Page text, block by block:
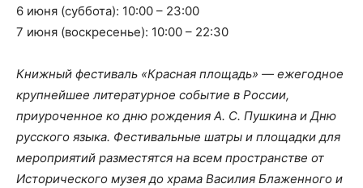
6 июня (суббота): 10:00 – 23:00
7 июня (воскресенье): 10:00 – 22:30
Книжный фестиваль «Красная площадь» — ежегодное
крупнейшее литературное событие в России,
приуроченное ко дню рождения А. С. Пушкина и Дню
русского языка. Фестивальные шатры и площадки для
мероприятий разместятся на всем пространстве от
Исторического музея до храма Василия Блаженного и